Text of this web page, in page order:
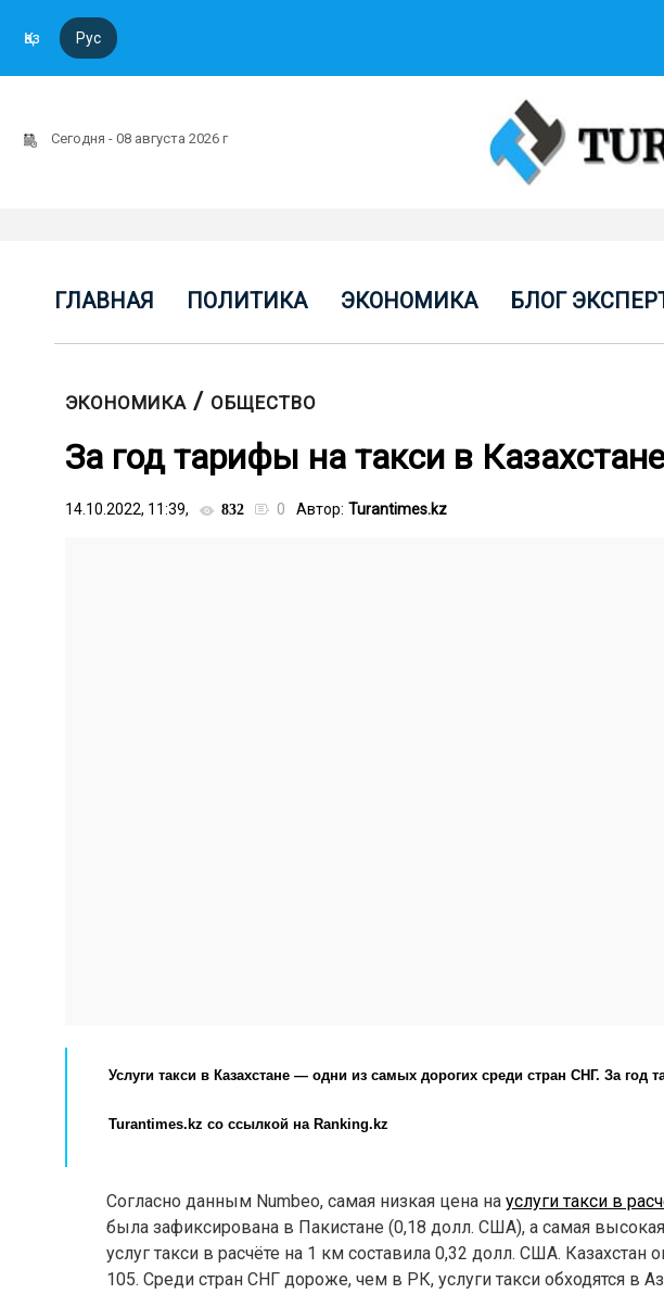
Қаз Рус
Сегодня - 08 августа 2026 г
ГЛАВНАЯ ПОЛИТИКА ЭКОНОМИКА БЛОГ
ЭКОНОМИКА / ОБЩЕСТВО
За год тарифы на такси в
14.10.2022, 11:39, 832 0 Автор: Turantimes.kz
Услуги такси в Казахстане — одни из самых дорогих среди стран СНГ. За год
Turantimes.kz со ссылкой наRanking.kz
Согласно данным Numbeo, самая низкая цена на услуги такси в
была зафиксирована в Пакистане (0,18 долл. США), а самая
услуг такси в расчёте на 1 км составила 0,32 долл. США.
105. Среди стран СНГ дороже, чем в РК, услуги такси обходятся в